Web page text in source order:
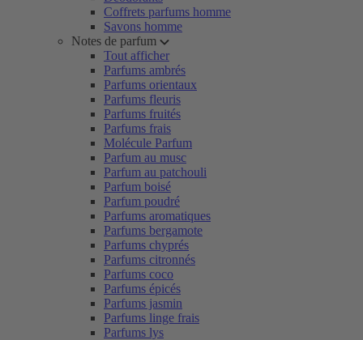
Coffrets parfums homme
Savons homme
Notes de parfum
Tout afficher
Parfums ambrés
Parfums orientaux
Parfums fleuris
Parfums fruités
Parfums frais
Molécule Parfum
Parfum au musc
Parfum au patchouli
Parfum boisé
Parfum poudré
Parfums aromatiques
Parfums bergamote
Parfums chyprés
Parfums citronnés
Parfums coco
Parfums épicés
Parfums jasmin
Parfums linge frais
Parfums lys